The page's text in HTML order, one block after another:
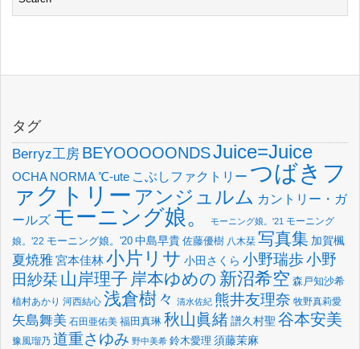
タグ
Berryz工房 BEYOOOOONDSJuice=Juice
OCHA NORMA℃-ute こぶしファクトリー つばきフ
ァクトリー アンジュルム カントリー・ガ
ールズ モーニング娘。 モーニング娘。'21 モーニング
娘。'22 モーニング娘。'20 中島早貴 佐藤優樹 八木栞 写真集 加賀楓
夏焼雅宮本佳林小片リサ 小田さくら 小野瑞歩小野
田紗栞 山岸理子 岸本ゆめの 新沼希空 森戸知沙希
植村あかり 河西結心 浅倉樹々 清水佐紀 熊井友理奈 牧野真莉愛
矢島舞美 石田亜佑美 福田真琳 秋山眞緒譜久村聖 谷本安美
豫風瑠乃 道重さゆみ 野中美希 鈴木愛理 須藤茉麻